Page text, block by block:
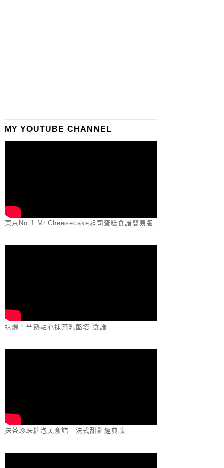
MY YOUTUBE CHANNEL
東京No.1 Mr.Cheesecake起司蛋糕食譜簡易版
抹爆！半熟融心抹茶乳酪塔 食譜
抹茶珍珠糖泡芙食譜｜法式甜點經典款